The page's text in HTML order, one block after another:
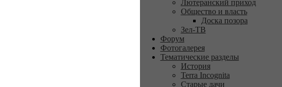
Лютеранский приход
Общество и власть
Доска позора
Зел-ТВ
Форум
Фотогалерея
Тематические разделы
История
Terra Incognita
Старые дачи